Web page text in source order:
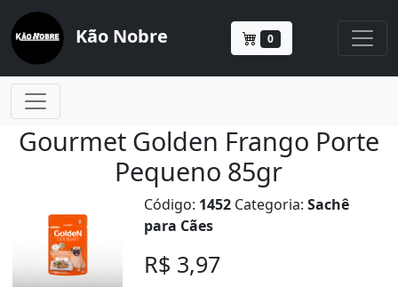
Kão Nobre 0
Gourmet Golden Frango Porte
Pequeno 85gr
Código: 1452 Categoria:Sachê
para Cães
R$ 3,97